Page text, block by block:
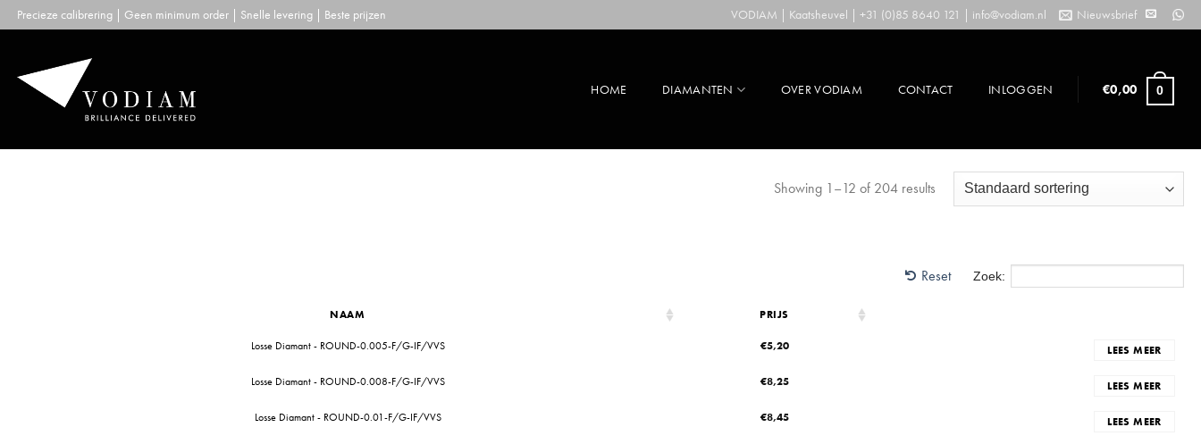
Skip
to
Precieze calibrering | Geen minimum order | Snelle levering | Beste prijzen VODIAM | Kaatsheuvel | +31 (0)85 8640 121 | info@vodiam.nl Nieuwsbrief
HOME DIAMANTEN OVER VODIAM CONTACT INLOGGEN €0,00 0
Showing 1–12 of 204 results
Reset Zoek:
NAAM PRIJS
Losse Diamant - ROUND-0.005-F/G-IF/VVS €5,20 LEES MEER
Losse Diamant - ROUND-0.008-F/G-IF/VVS €8,25 LEES MEER
Losse Diamant - ROUND-0.01-F/G-IF/VVS €8,45 LEES MEER